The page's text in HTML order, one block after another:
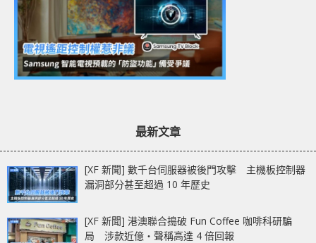
最新文章
[XF 新聞] 數千台伺服器被後門攻擊 主機板控制器
漏洞部分甚至超過 10 年歷史
[XF 新聞] 港澳聯合搗破 Fun Coffee 咖啡科研騙
局 涉款近億‧聲稱高達 4 倍回報